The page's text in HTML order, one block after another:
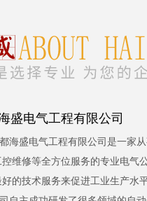
盛电气工程有限公司
海盛电气工程有限公司是一家
维修等全方位服务的专业电气
的技术服务来促进工业生产水